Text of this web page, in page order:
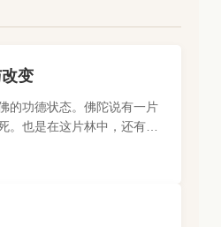
变
的功德状态。佛陀说有一片
也是在这片林中，还有一